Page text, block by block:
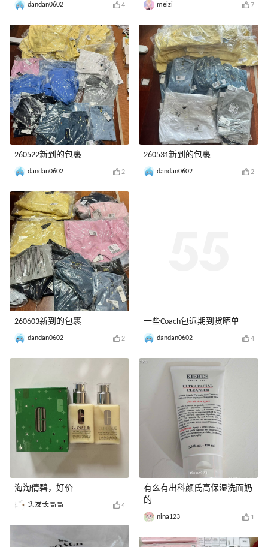
dandan0602 4
260522新到的包裹
dandan0602 2
260603新到的包裹
dandan0602 2
海淘倩碧，好价
头发长高高 4
meizi 7
260531新到的包裹
dandan0602 2
一些Coach包近期到货晒单
dandan0602 4
有么有出科颜氏高保湿洗面奶
的
nina123 1